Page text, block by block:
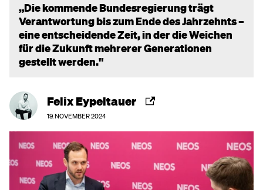
„Die kommende Bundesregierung trägt
Verantwortung bis zum Ende des Jahrzehnts –
eine entscheidende Zeit, in der die Weichen
für die Zukunft mehrerer Generationen
gestellt werden."
Felix Eypeltauer
19. NOVEMBER 2024